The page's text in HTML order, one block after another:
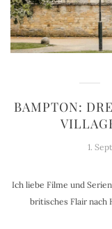
BAMPTON:
1.
Ich liebe Filme und
britisches Flair nach